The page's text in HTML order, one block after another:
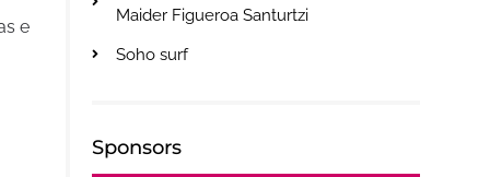
e
Maider Figueroa Santurtzi
Soho surf
Sponsors